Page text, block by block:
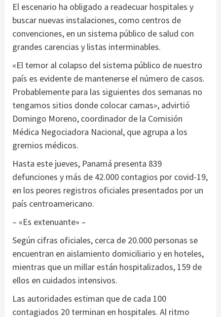
El escenario ha obligado a readecuar hospitales y
buscar nuevas instalaciones, como centros de
convenciones, en un sistema público de salud con
grandes carencias y listas interminables.
«El temor al colapso del sistema público de nuestro
país es evidente de mantenerse el número de casos.
Probablemente para las siguientes dos semanas no
tengamos sitios donde colocar camas», advirtió
Domingo Moreno, coordinador de la Comisión
Médica Negociadora Nacional, que agrupa a los
gremios médicos.
Hasta este jueves, Panamá presenta 839
defunciones y más de 42.000 contagios por covid-19,
en los peores registros oficiales presentados por un
país centroamericano.
– «Es extenuante» –
Según cifras oficiales, cerca de 20.000 personas se
encuentran en aislamiento domiciliario y en hoteles,
mientras que un millar están hospitalizados, 159 de
ellos en cuidados intensivos.
Las autoridades estiman que de cada 100
contagiados 20 terminan en hospitales. Al ritmo